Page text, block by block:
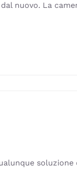
nuovo. La